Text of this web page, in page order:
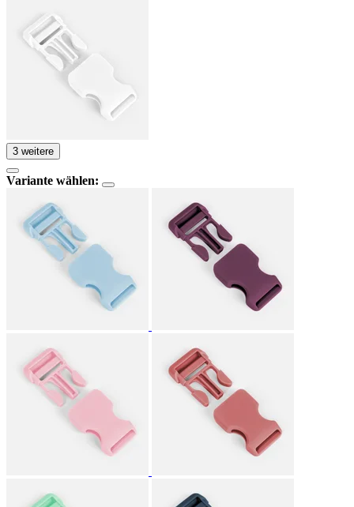
3 weitere
Variante wählen: